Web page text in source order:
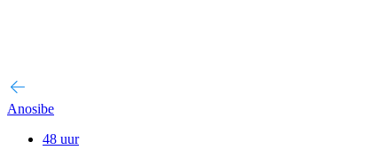
Anosibe
48 uur